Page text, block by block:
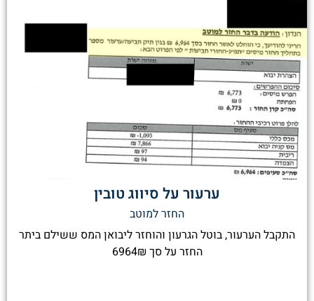
ערעור על סיווג טובין
החזר למוטב
התקבל הערעור, בוטל הגרעון והוחזר ליבואן המס ששילם ביתר
החזר על סך 6964₪